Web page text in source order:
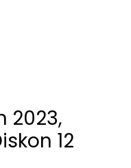
2023,
12